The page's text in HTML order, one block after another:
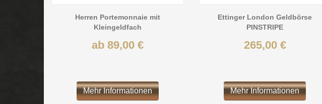
Herren Portemonnaie mit
Kleingeldfach
ab 89,00 €
Mehr Informationen
Ettinger London Geldbörse
PINSTRIPE
265,00 €
Mehr Informationen